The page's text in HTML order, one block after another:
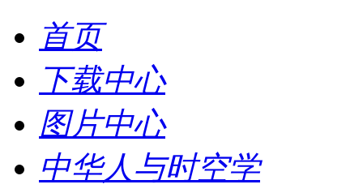
首页
下载中心
图片中心
中华人与时空学